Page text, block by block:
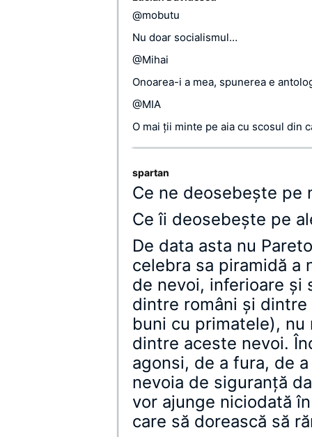
@mobutu
Nu doar socialismul…
@Mihai
Onoarea-i a mea, spunerea e
@MIA
O mai ţii minte pe aia cu scosul din
spartan
Ce ne deosebeşte pe
Ce îi deosebeşte pe
De data asta nu
celebra sa piramidă a
de nevoi, inferioare şi
dintre români şi
buni cu primatele),
dintre aceste nevoi.
agonsi, de a fura, de
nevoia de siguranţă
vor ajunge niciodată
care să dorească să